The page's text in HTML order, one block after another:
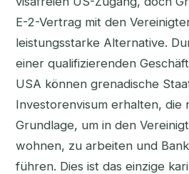
E-2-Vertrag mit den
leistungsstarke Alternative.
einer qualifizierenden
USA können grenadische
Investorenvisum erhalten, die
Grundlage, um in den
wohnen, zu arbeiten und
führen. Dies ist das einzige